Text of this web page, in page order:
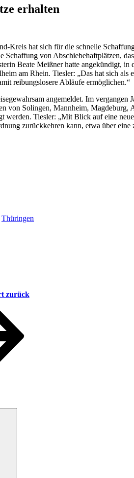
erhalten
Kreis hat sich für die schnelle
von Abschiebehaftplätzen,
Beate Meißner hatte angekündigt,
am Rhein. Tiesler: „Das hat sich
reibungslosere Abläufe ermöglichen.“
angemeldet. Im
Solingen, Mannheim, Magdeburg,
werden. Tiesler: „Mit Blick auf eine
zurückkehren kann, etwa über
Thüringen
zurück